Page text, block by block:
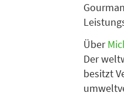
Über
Der
besitzt